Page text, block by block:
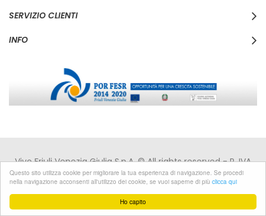
Ho capito
Questo sito utilizza cookie per migliorare la tua esperienza di navigazione. Se procedi
nella navigazione acconsenti all'utilizzo dei cookie, se vuoi saperne di più clicca qui
SERVIZIO CLIENTI
INFO
Vivo Friuli Venezia Giulia S.p.A. © All rights reserved - P. IVA
IT00168110310 - C.F. 00168110310 -Privacy|Cookies
Developed by Pixel